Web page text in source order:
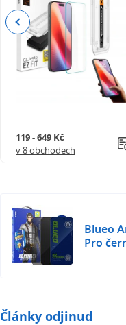
Tato ochrana displeje
119 - 649 Kč
v 8 obchodech
Previous
Blueo
Pro
Články odjinud